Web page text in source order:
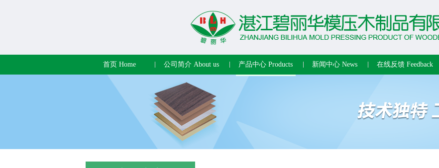
首页 Home 公司简介 About us 产品中心 Products 新闻中心 News 在线反馈 Feedback